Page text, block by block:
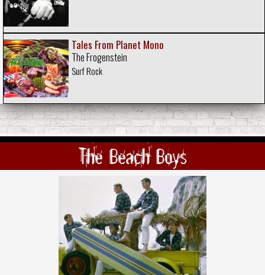
Tales From Planet Mono
The Frogenstein
Surf Rock
The Beach Boys